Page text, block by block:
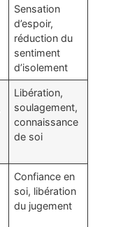
Sensation
d’espoir,
réduction du
sentiment
d’isolement
Libération,
soulagement,
connaissance
de soi
Confiance en
soi, libération
du jugement